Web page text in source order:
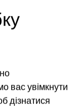
дії
вашого
вас увімкнути
дізнатися